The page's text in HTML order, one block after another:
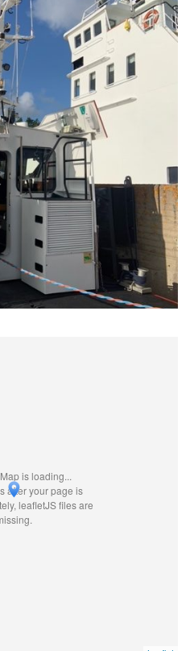
is loading...
after your page is
leafletJS files are